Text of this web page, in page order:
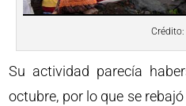
Crédito:
Su actividad parecía
octubre, por lo que se